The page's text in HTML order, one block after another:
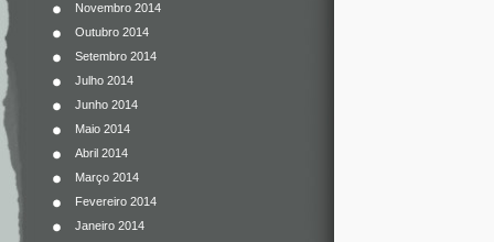
Novembro 2014
Outubro 2014
Setembro 2014
Julho 2014
Junho 2014
Maio 2014
Abril 2014
Março 2014
Fevereiro 2014
Janeiro 2014